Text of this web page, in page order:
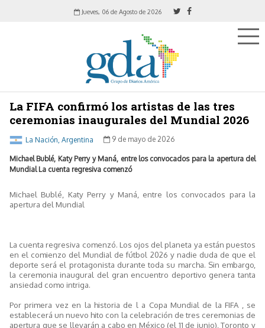
Jueves, 06 de Agosto de 2026
La FIFA confirmó los artistas de las tres
ceremonias inaugurales del Mundial 2026
La Nación, Argentina 9 de mayo de 2026
Michael Bublé, Katy Perry y Maná, entre los convocados para la apertura del
Mundial La cuenta regresiva comenzó
Michael Bublé, Katy Perry y Maná, entre los convocados para la
apertura del Mundial
La cuenta regresiva comenzó. Los ojos del planeta ya están puestos
en el comienzo del Mundial de fútbol 2026 y nadie duda de que el
deporte será el protagonista durante toda su marcha. Sin embargo,
la ceremonia inaugural del gran encuentro deportivo genera tanta
ansiedad como intriga.
Por primera vez en la historia de l a Copa Mundial de la FIFA , se
establecerá un nuevo hito con la celebración de tres ceremonias de
apertura que se llevarán a cabo en México (el 11 de junio), Toronto y